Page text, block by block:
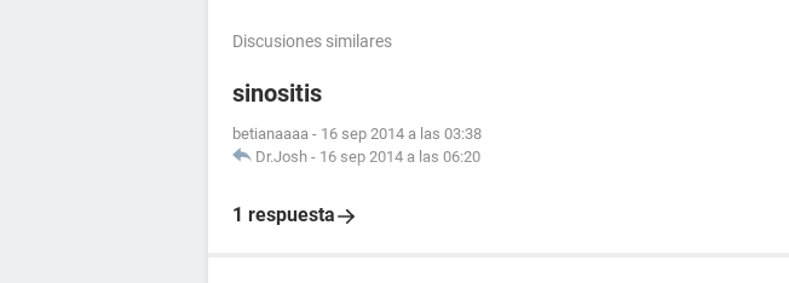
Discusiones similares
sinositis
betianaaaa - 16 sep 2014 a las 03:38
Dr.Josh - 16 sep 2014 a las 06:20
1 respuesta